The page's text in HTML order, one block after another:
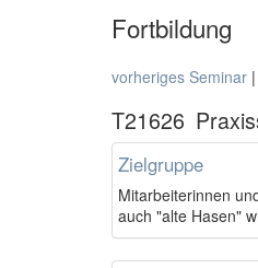
Fortbildung
vorheriges Seminar |
T21626
Zielgruppe
Mitarbeiterinnen
auch "alte Hasen"